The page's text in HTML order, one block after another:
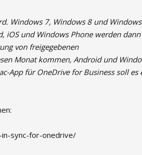
Windows 7, Windows 8 und
iOS und Windows Phone werden
von freigegebenen
Monat kommen, Android und
App für OneDrive for Business soll es
sync-for-onedrive/